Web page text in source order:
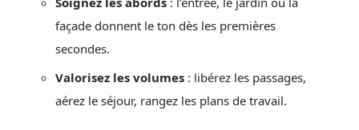
façade donnent le ton dès les premières
secondes.
Valorisez les volumes : libérez les passages,
aérez le séjour, rangez les plans de travail.